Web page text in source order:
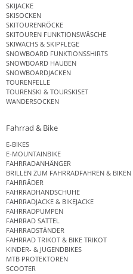
SKIJACKE
SKISOCKEN
SKITOURENRÖCKE
SKITOUREN FUNKTIONSWÄSCHE
SKIWACHS & SKIPFLEGE
SNOWBOARD FUNKTIONSSHIRTS
SNOWBOARD HAUBEN
SNOWBOARDJACKEN
TOURENFELLE
TOURENSKI & TOURSKISET
WANDERSOCKEN
Fahrrad & Bike
E-BIKES
E-MOUNTAINBIKE
FAHRRADANHÄNGER
BRILLEN ZUM FAHRRADFAHREN & BIKEN
FAHRRÄDER
FAHRRADHANDSCHUHE
FAHRRADJACKE & BIKEJACKE
FAHRRADPUMPEN
FAHRRAD SATTEL
FAHRRADSTÄNDER
FAHRRAD TRIKOT & BIKE TRIKOT
KINDER- & JUGENDBIKES
MTB PROTEKTOREN
SCOOTER